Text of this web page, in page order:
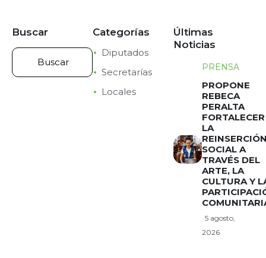
Buscar Categorías
Diputados
Secretarías
Locales
Últimas
Noticias
PRENSA
PROPONE
REBECA
PERALTA
FORTALECER
LA
SOCIAL A
TRAVÉS DEL
ARTE, LA
CULTURA Y
5 agosto,
2026